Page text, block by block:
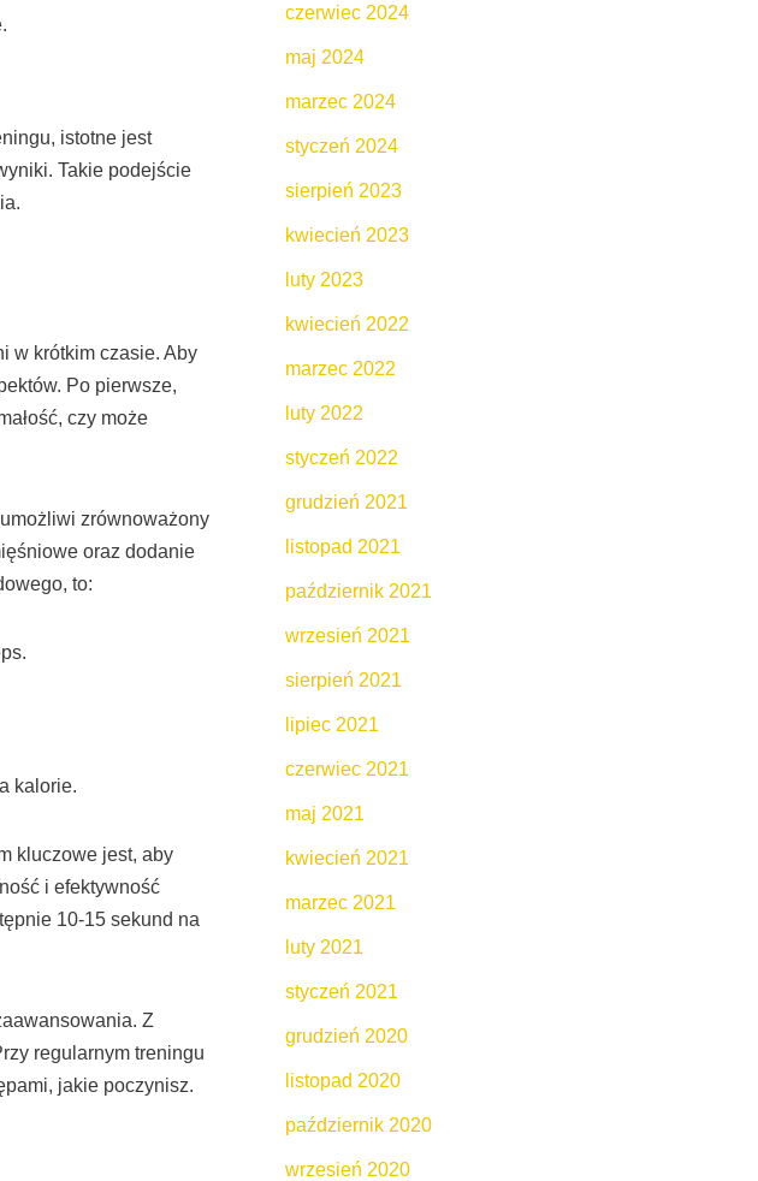
istotne jest
Takie podejście
w krótkim czasie. Aby
Po pierwsze,
czy może
zrównoważony
oraz dodanie
to:
kalorie.
kluczowe jest, aby
i efektywność
10-15 sekund na
Z
regularnym treningu
jakie poczynisz.
czerwiec 2024
maj 2024
marzec 2024
styczeń 2024
sierpień 2023
kwiecień 2023
luty 2023
kwiecień 2022
marzec 2022
luty 2022
styczeń 2022
grudzień 2021
listopad 2021
październik 2021
wrzesień 2021
sierpień 2021
lipiec 2021
czerwiec 2021
maj 2021
kwiecień 2021
marzec 2021
luty 2021
styczeń 2021
grudzień 2020
listopad 2020
październik 2020
wrzesień 2020